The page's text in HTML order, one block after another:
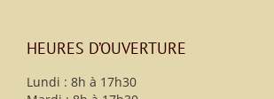
HEURES D’OUVERTURE
Lundi : 8h à 17h30